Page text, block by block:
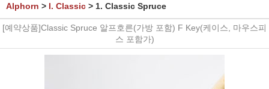
Alphorn > I. Classic > 1. Classic Spruce
[예약상품]Classic Spruce 알프호른(가방 포함) F Key(케이스, 마우스피
스 포함가)